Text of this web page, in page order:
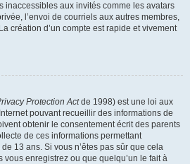
inaccessibles aux invités comme les avatars
l’envoi de courriels aux autres membres,
création d’un compte est rapide et vivement
Protection Actde 1998) est une loi aux
pouvant recueillir des informations de
obtenir le consentement écrit des parents
de ces informations permettant
13 ans. Si vous n’êtes pas sûr que cela
vous enregistrez ou que quelqu’un le fait à